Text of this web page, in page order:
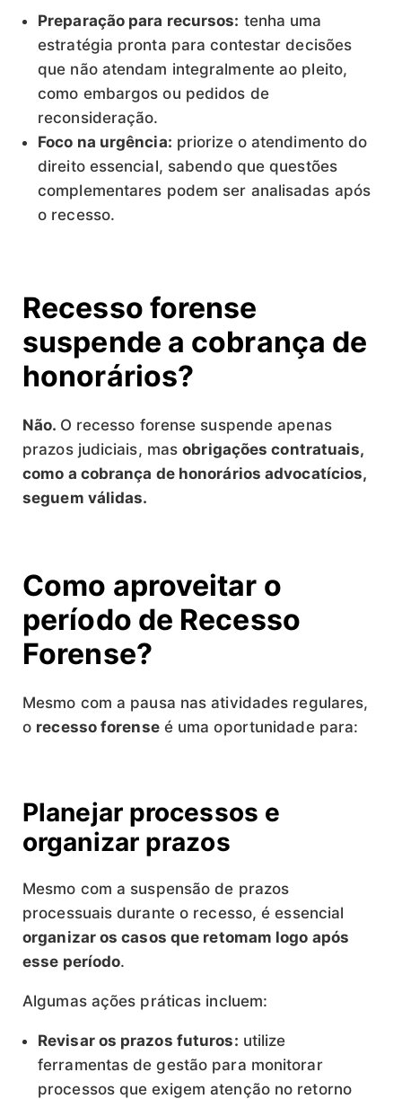
Preparação para recursos: tenha uma
estratégia pronta para contestar decisões
que não atendam integralmente ao pleito,
como embargos ou pedidos de
reconsideração.
Foco na urgência: priorize o atendimento do
direito essencial, sabendo que questões
complementares podem ser analisadas após
o recesso.
Recesso forense
suspende a cobrança de
honorários?
Não. O recesso forense suspende apenas
prazos judiciais, masobrigações contratuais,
como a cobrança de honorários advocatícios,
seguem válidas.
Como aproveitar o
período de Recesso
Forense?
Mesmo com a pausa nas atividades regulares,
o recesso forenseé uma oportunidade para:
Planejar processos e
organizar prazos
Mesmo com a suspensão de prazos
processuais durante o recesso, é essencial
organizar os casos que retomam logo após
esse período.
Algumas ações práticas incluem:
Revisar os prazos futuros: utilize
ferramentas de gestão para monitorar
processos que exigem atenção no retorno